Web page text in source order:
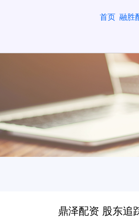
首页 融胜
鼎泽配资 股东追